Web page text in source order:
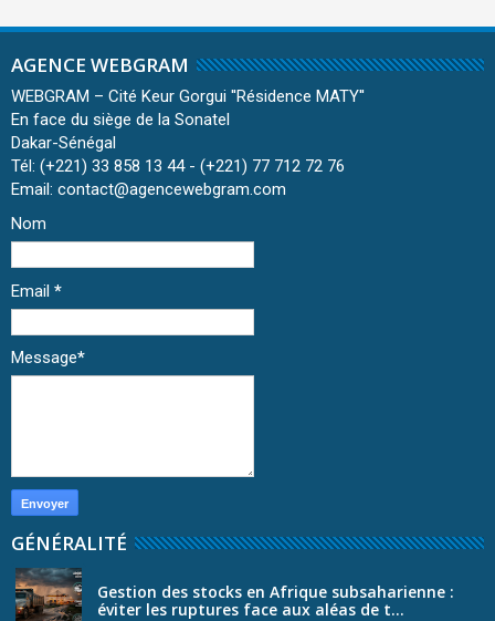
AGENCE WEBGRAM
WEBGRAM – Cité Keur Gorgui ''Résidence MATY''
En face du siège de la Sonatel
Dakar-Sénégal
Tél: (+221) 33 858 13 44 - (+221) 77 712 72 76
Email: contact@agencewebgram.com
Nom
Email *
Message*
GÉNÉRALITÉ
Gestion des stocks en Afrique subsaharienne :
éviter les ruptures face aux aléas de t...